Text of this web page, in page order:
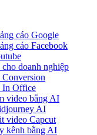
cáo Google
cáo Facebook
doanh nghiệp
In Office
video bằng AI
AI
video Capcut
kênh bằng AI